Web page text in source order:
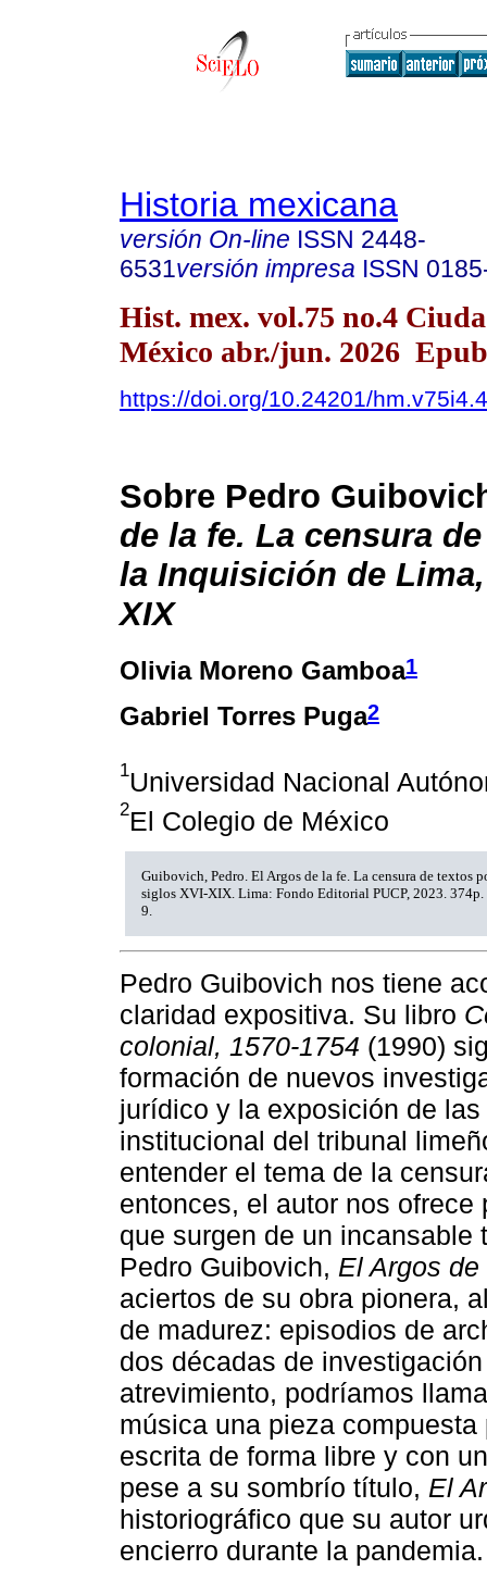
Historia mexicana
versión On-line ISSN 2448-
6531versión impresa ISSN
Hist. mex. vol.75 no.4
México abr./jun. 2026
https://doi.org/10.24201/
Sobre Pedro
de la fe. La censura
la Inquisición de
XIX
Olivia Moreno Gamboa1
Gabriel Torres Puga2
1Universidad Nacional
2El Colegio de México
Guibovich, Pedro. El Argos de la fe. La censura de textos
siglos XVI-XIX. Lima: Fondo Editorial PUCP, 2023.
9.
Pedro Guibovich nos tiene
claridad expositiva. Su libro
colonial, 1570-1754 (1990)
formación de nuevos
jurídico y la exposición de
institucional del tribunal
entender el tema de la
entonces, el autor nos
que surgen de un
Pedro Guibovich, El Argos de
aciertos de su obra pionera,
de madurez: episodios de
dos décadas de
atrevimiento, podríamos
música una pieza
escrita de forma libre y con
pese a su sombrío título, El
historiográfico que su autor
encierro durante la pandemia.